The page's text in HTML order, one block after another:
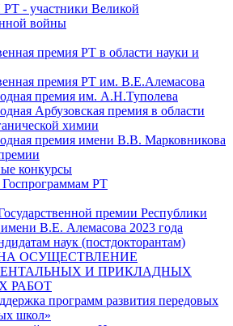
- участники Великой
войны
премия РТ в области науки и
премия РТ им. В.Е.Алемасова
премия им. А.Н.Туполева
Арбузовская премия в области
химии
премия имени В.В. Марковникова
конкурсы
РТ
премии Республики
имени В.Е. Алемасова 2023 года
наук (постдокторантам)
ОСУЩЕСТВЛЕНИЕ
И ПРИКЛАДНЫХ
РАБОТ
программ развития передовых
школ»